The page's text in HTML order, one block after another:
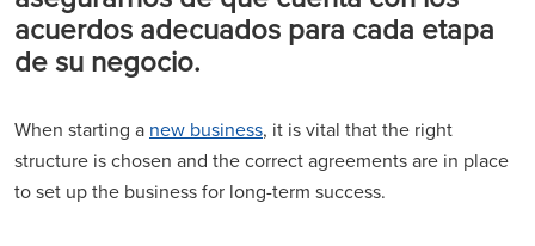
acuerdos adecuados para cada etapa
de su negocio.
When starting a new business, it is vital that the right
structure is chosen and the correct agreements are in place
to set up the business for long-term success.